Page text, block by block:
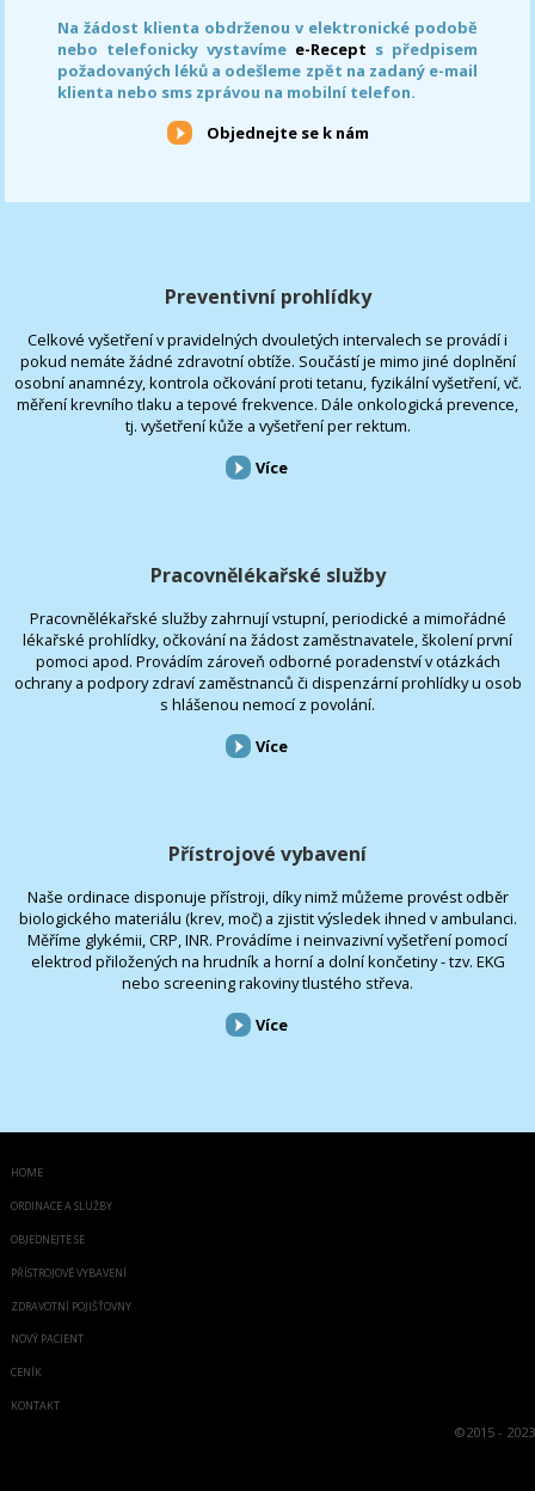
Na žádost klienta obdrženou v elektronické podobě
nebo telefonicky vystavíme e-Recept s předpisem
požadovaných léků a odešleme zpět na zadaný e-mail
klienta nebo sms zprávou na mobilní telefon.
Objednejte se k nám
Preventivní prohlídky
Celkové vyšetření v pravidelných dvouletých intervalech se provádí i
pokud nemáte žádné zdravotní obtíže. Součástí je mimo jiné doplnění
osobní anamnézy, kontrola očkování proti tetanu, fyzikální vyšetření, vč.
měření krevního tlaku a tepové frekvence. Dále onkologická prevence,
tj. vyšetření kůže a vyšetření per rektum.
Více
Pracovnělékařské služby
Pracovnělékařské služby zahrnují vstupní, periodické a mimořádné
lékařské prohlídky, očkování na žádost zaměstnavatele, školení první
pomoci apod. Provádím zároveň odborné poradenství v otázkách
ochrany a podpory zdraví zaměstnanců či dispenzární prohlídky u osob
s hlášenou nemocí z povolání.
Více
Přístrojové vybavení
Naše ordinace disponuje přístroji, díky nimž můžeme provést odběr
biologického materiálu (krev, moč) a zjistit výsledek ihned v ambulanci.
Měříme glykémii, CRP, INR. Provádíme i neinvazivní vyšetření pomocí
elektrod přiložených na hrudník a horní a dolní končetiny - tzv. EKG
nebo screening rakoviny tlustého střeva.
Více
HOME
ORDINACE A SLUŽBY
OBJEDNEJTE SE
PŘÍSTROJOVÉ VYBAVENÍ
ZDRAVOTNÍ POJIŠŤOVNY
NOVÝ PACIENT
CENÍK
KONTAKT
©2015 - 2023